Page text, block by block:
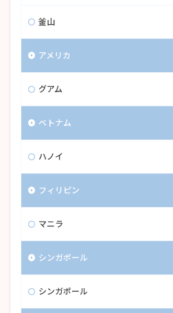
釜山
アメリカ
グアム
ベトナム
ハノイ
フィリピン
マニラ
シンガポール
シンガポール